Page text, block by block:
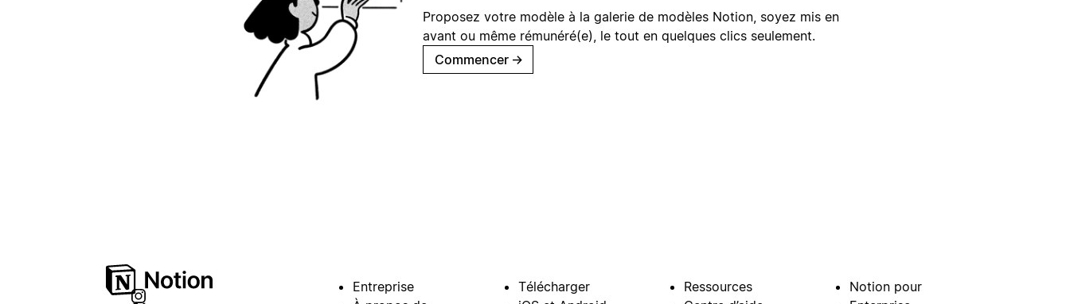
Proposez votre modèle à la galerie de modèles Notion, soyez mis en
avant ou même rémunéré(e), le tout en quelques clics seulement.
Commencer →
Entreprise
Télécharger
Ressources
Notion pour